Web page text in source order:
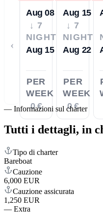
‹
Aug 08
↓ 7
NIGHTS
Aug 15
PER
WEEK
0 €
Aug 15
↓ 7
NIGHTS
Aug 22
PER
WEEK
0 €
— Informazioni sul charter
Tutti i dettagli, in
Tipo di charter
Bareboat
Cauzione
6,000 EUR
Cauzione assicurata
1,250 EUR
— Extra